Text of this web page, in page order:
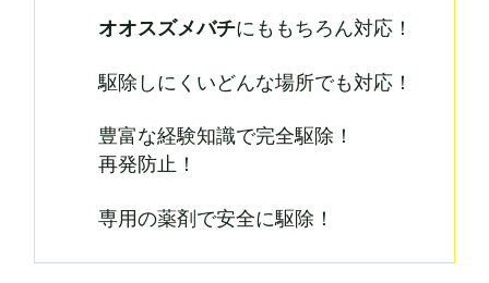
オオスズメバチにも もちろん対応！
駆除しにくいどんな場所でも 対応！
豊富な経験知識で完全駆除！
再発防止！
専用の薬剤で安全に駆除！